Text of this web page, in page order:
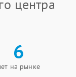
центра
6
на рынке